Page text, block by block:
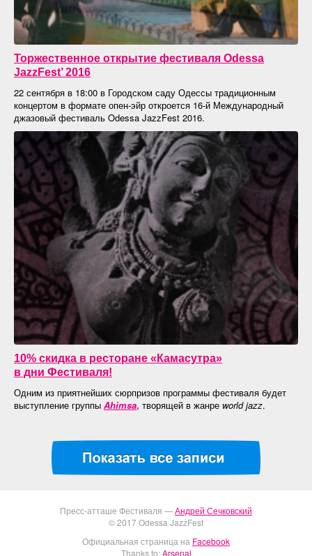
Торжественное открытие фестиваля Odessa
JazzFest’ 2016
22 сентября в 18:00 в Городском саду Одессы традиционным
концертом в формате опен-эйр откроется 16-й Международный
джазовый фестиваль Odessa JazzFest 2016.
10% скидка в ресторане «Камасутра»
в дни Фестиваля!
Одним из приятнейших сюрпризов программы фестиваля будет
выступление группы Ahimsa, творящей в жанре worldjazz.
Пресс-атташе Фестиваля —Андрей Сечковский
© 2017 Odessa JazzFest
Официальная страница на Facebook
Thanks to:Arsenal